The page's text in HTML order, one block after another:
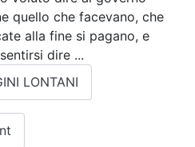
quello che facevano, che
alla fine si pagano, e
dire ...
LONTANI